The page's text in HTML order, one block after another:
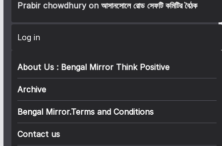
Prabir chowdhuryon আসানসোলে রোড সেফটি কমিটির বৈঠক
Log in
About Us : Bengal Mirror Think Positive
Archive
Bengal Mirror.Terms and Conditions
Contact us